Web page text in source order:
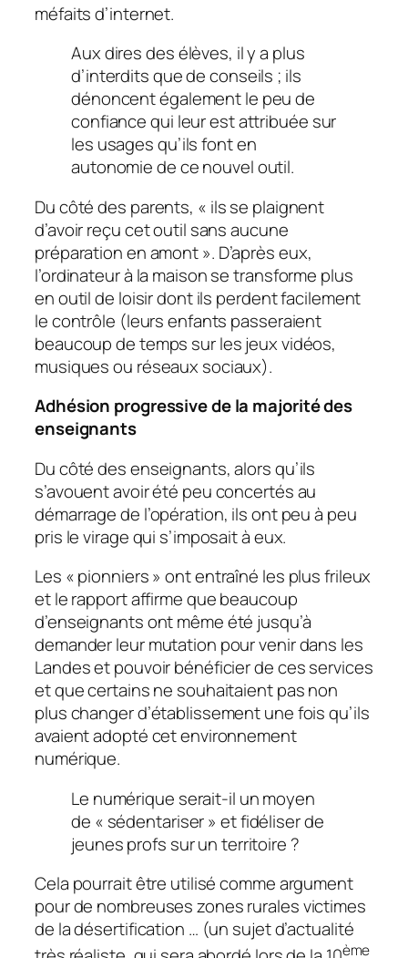
méfaits d’internet.
Aux dires des élèves, il y a plus
d’interdits que de conseils ; ils
dénoncent également le peu de
confiance qui leur est attribuée sur
les usages qu’ils font en
autonomie de ce nouvel outil.
Du côté des parents, « ils se plaignent
d’avoir reçu cet outil sans aucune
préparation en amont». D’après eux,
l’ordinateur à la maison se transforme plus
en outil de loisir dont ils perdent facilement
le contrôle (leurs enfants passeraient
beaucoup de temps sur les jeux vidéos,
musiques ou réseaux sociaux).
Adhésion progressive de la majorité des
enseignants
Du côté des enseignants, alors qu’ils
s’avouent avoir été peu concertés au
démarrage de l’opération, ils ont peu à peu
pris le virage qui s’imposait à eux.
Les «pionniers» ont entraîné les plus frileux
et le rapport affirme que beaucoup
d’enseignants ont même été jusqu’à
demander leur mutation pour venir dans les
Landes et pouvoir bénéficier de ces services
et que certains ne souhaitaient pas non
plus changer d’établissement une fois qu’ils
avaient adopté cet environnement
numérique.
Le numérique serait-il un moyen
de « sédentariser» et fidéliser de
jeunes profs sur un territoire ?
Cela pourrait être utilisé comme argument
pour de nombreuses zones rurales victimes
de la désertification … (un sujet d’actualité
ème